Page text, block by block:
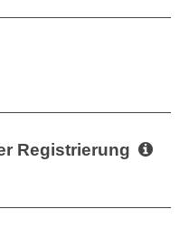
Registrierung